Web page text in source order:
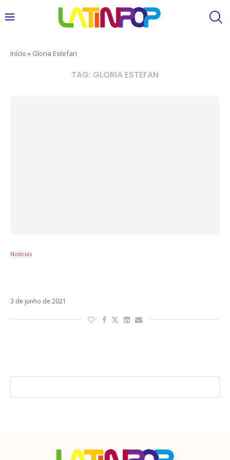
Início » Gloria Estefan
TAG: GLORIA ESTEFAN
Notícias
3 de junho de 2021